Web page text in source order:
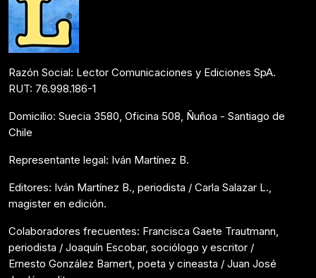
Razón Social: Lector Comunicaciones y Ediciones SpA.
RUT: 76.998.186-1
Domicilio: Suecia 3580, Oficina 508, Ñuñoa - Santiago de
Chile
Representante legal: Iván Martínez B.
Editores: Iván Martínez B., periodista / Carla Salazar L.,
magister en edición.
Colaboradores frecuentes: Francisca Gaete Trautmann,
periodista / Joaquín Escobar, sociólogo y escritor /
Ernesto González Barnert, poeta y cineasta / Juan José